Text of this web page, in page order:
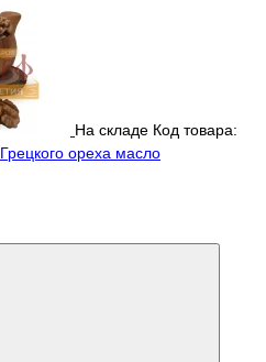
На складе Код товара:
Грецкого ореха масло